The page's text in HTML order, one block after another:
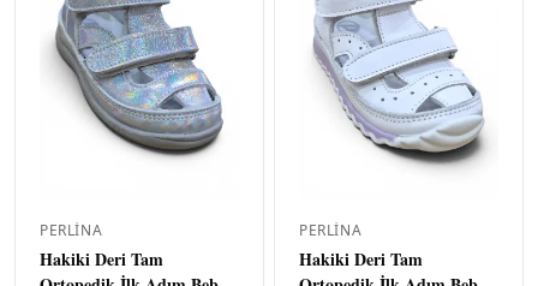
YILDIZ▾
★★★★★
ve
üzeri
0
ve
0
★★★★★
ve
PERLINA
Hakiki Deri Tam
PERLINA
Hakiki Deri Tam